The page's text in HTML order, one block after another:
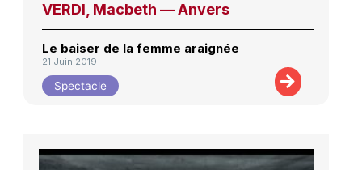
VERDI, Macbeth — Anvers
Le baiser de la femme araignée
21 Juin 2019
Spectacle